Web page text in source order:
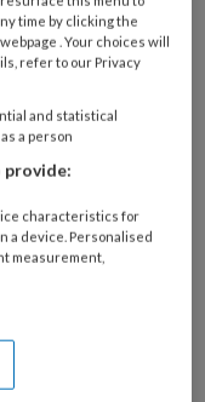
bij vrijen
time by clicking the
. Your choices will
refer to our Privacy
and statistical
a person
provide:
characteristics for
a device. Personalised
measurement,